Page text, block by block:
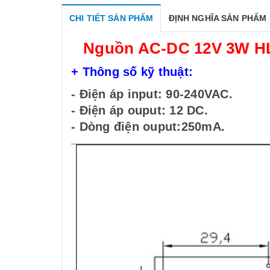
CHI TIẾT SẢN PHẨM ĐỊNH NGHĨA SẢN PHẨM
Nguồn AC-DC 12V 3W
+ Thông số kỹ thuật:
- Điện áp input: 90-240VAC.
- Điện áp ouput: 12 DC.
- Dòng điện ouput:250mA.